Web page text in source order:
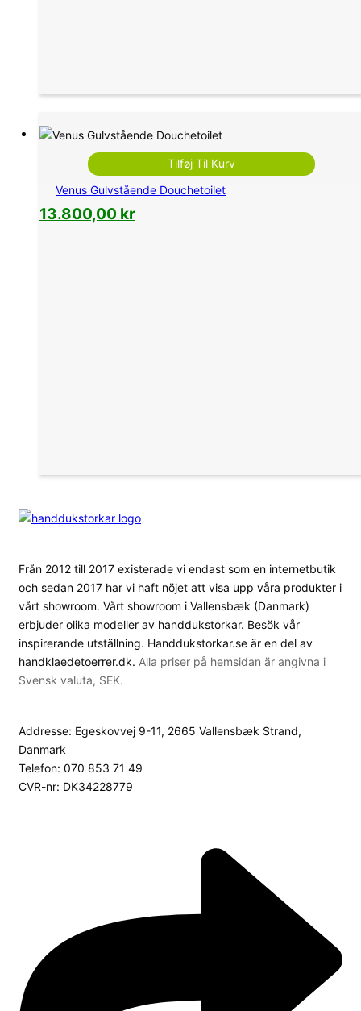
Tilføj Til Kurv
Venus Gulvstående Douchetoilet
13.800,00 kr
Från 2012 till 2017 existerade vi endast som en internetbutik
och sedan 2017 har vi haft nöjet att visa upp våra produkter i
vårt showroom. Vårt showroom i Vallensbæk (Danmark)
erbjuder olika modeller av handdukstorkar. Besök vår
inspirerande utställning. Handdukstorkar.se är en del av
handklaedetoerrer.dk. Alla priser på hemsidan är angivna i
Svensk valuta, SEK.
Addresse: Egeskovvej 9-11, 2665 Vallensbæk Strand,
Danmark
Telefon: 070 853 71 49
CVR-nr: DK34228779